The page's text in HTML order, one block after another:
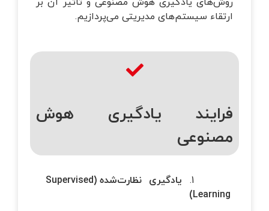
ارتقاء سیستم‌های مدیریتی می‌پردازیم.
فرایند یادگیری هوش
مصنوعی
1. یادگیری نظارت‌شده (Supervised
Learning)